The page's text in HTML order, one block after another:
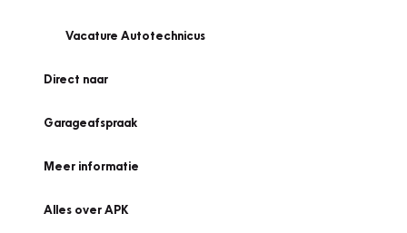
Vacature Autotechnicus
Direct naar
Garageafspraak
Meer informatie
Alles over APK